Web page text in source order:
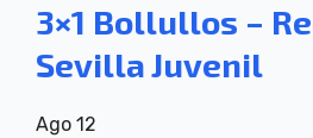
3×1 Bollullos –
Sevilla Juvenil
Ago 12